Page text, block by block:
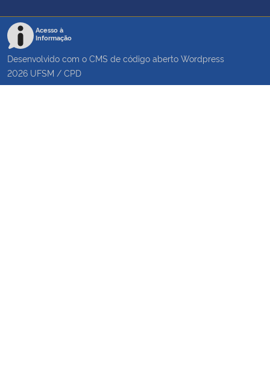
Acesso à
Informação
Desenvolvido com o CMS de código aberto Wordpress
2026 UFSM / CPD